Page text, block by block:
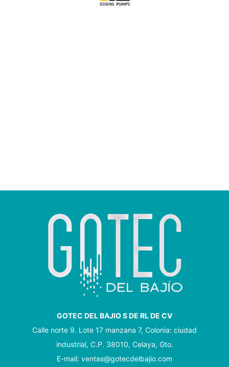
GOTEC DEL BAJIO S DE RL DE CV
Calle norte 9. Lote 17 manzana 7, Colonia: ciudad
industrial, C.P. 38010, Celaya, Gto.
E-mail: ventas@gotecdelbajio.com